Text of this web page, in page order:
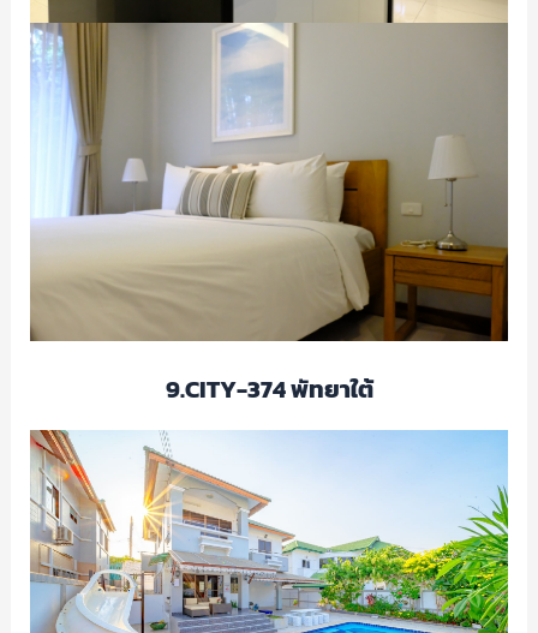
9.CITY-374 พัทยาใต้